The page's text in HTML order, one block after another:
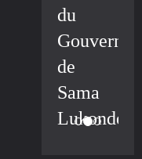
du
de
Sama
Lukonde